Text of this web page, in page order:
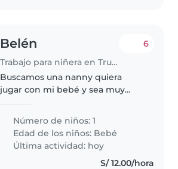
Belén
Trabajo para niñera en Trujillo
6
Buscamos una nanny quiera
jugar con mi bebé y sea muy
mascotas, pueda cocinar
comidas sencillas y ayude con
tareas ligeras...
Número de niños: 1
Edad de los niños: Bebé
Última actividad: hoy
S/ 12.00/hora